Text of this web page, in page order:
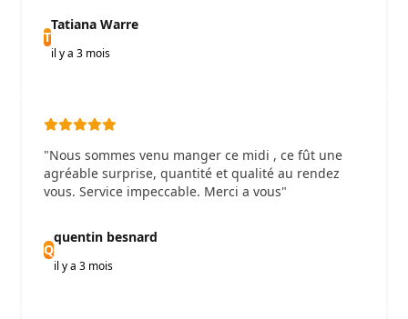
T
Tatiana Warre
il y a 3 mois
"Nous sommes venu manger ce midi , ce fût une
agréable surprise, quantité et qualité au rendez
vous. Service impeccable. Merci a vous"
Q
quentin besnard
il y a 3 mois